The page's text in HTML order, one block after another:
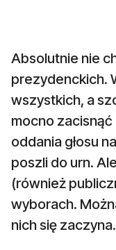
Absolutnie nie
prezydenckich.
wszystkich, a
mocno zacisnąć
oddania głosu
poszli do urn.
(również
wyborach.
nich się zaczyna.